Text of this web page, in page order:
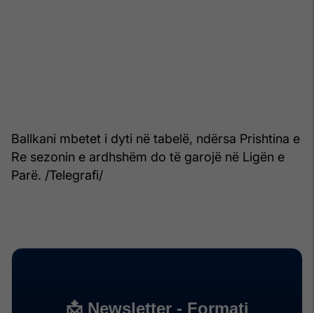
Ballkani mbetet i dyti në tabelë, ndërsa Prishtina e
Re sezonin e ardhshëm do të garojë në Ligën e
Parë. /Telegrafi/